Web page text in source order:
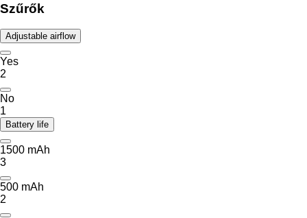
Szűrők
Adjustable airflow
Yes
2
No
1
Battery life
1500 mAh
3
500 mAh
2